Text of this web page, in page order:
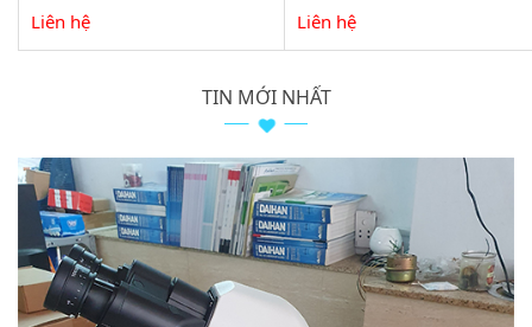
Liên hệ Liên hệ
TIN MỚI NHẤT